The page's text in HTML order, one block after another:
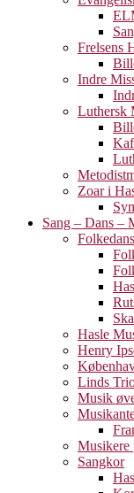
Frelsens
Indre
Luthersk
Zoar i
Sang – Dans –
Hasle
Henry
Linds
Musik
Musikere
Sangkor